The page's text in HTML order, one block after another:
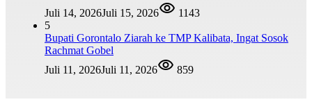
Juli 14, 2026Juli 15, 2026
1143
5
Bupati Gorontalo Ziarah ke TMP Kalibata, Ingat Sosok
Rachmat Gobel
Juli 11, 2026Juli 11, 2026 859